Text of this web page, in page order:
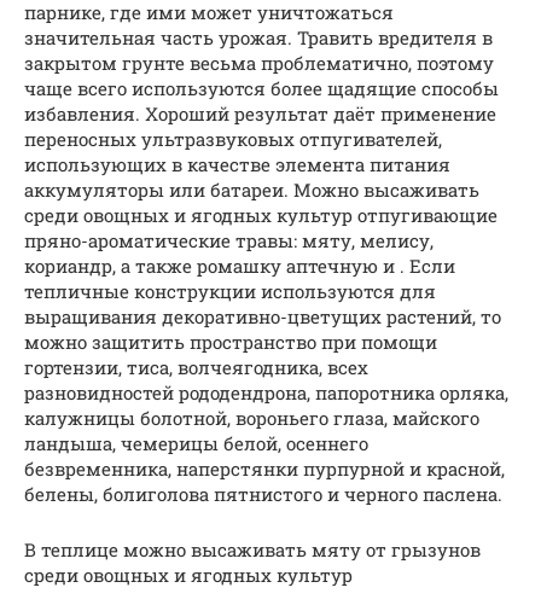
парнике, где ими может уничтожаться
значительная часть урожая. Травить вредителя в
закрытом грунте весьма проблематично, поэтому
чаще всего используются более щадящие способы
избавления. Хороший результат даёт применение
переносных ультразвуковых отпугивателей,
использующих в качестве элемента питания
аккумуляторы или батареи. Можно высаживать
среди овощных и ягодных культур отпугивающие
пряно-ароматические травы: мяту, мелису,
кориандр, а также ромашку аптечную и . Если
тепличные конструкции используются для
выращивания декоративно-цветущих растений, то
можно защитить пространство при помощи
гортензии, тиса, волчеягодника, всех
разновидностей рододендрона, папоротника орляка,
калужницы болотной, вороньего глаза, майского
ландыша, чемерицы белой, осеннего
безвременника, наперстянки пурпурной и красной,
белены, болиголова пятнистого и черного паслена.
В теплице можно высаживать мяту от грызунов
среди овощных и ягодных культур